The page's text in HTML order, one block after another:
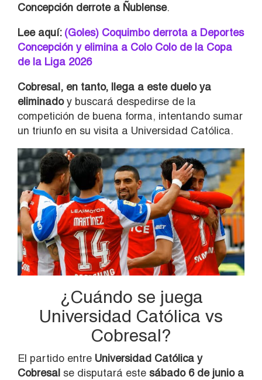
Concepción derrote a Ñublense.
Lee aquí:(Goles) Coquimbo derrota a Deportes
Concepción y elimina a Colo Colo de la Copa
de la Liga 2026
Cobresal, en tanto, llega a este duelo ya
eliminadoy buscará despedirse de la
competición de buena forma, intentando sumar
un triunfo en su visita a Universidad Católica.
¿Cuándo se juega
Universidad Católica vs
Cobresal?
El partido entre Universidad Católica y
Cobresal se disputará este sábado 6 de junio a